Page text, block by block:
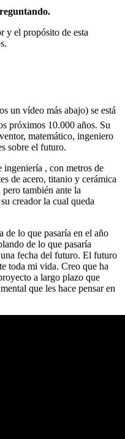
y el propósito de esta
un vídeo más abajo) se está
próximos 10.000 años. Su
matemático, ingeniero
sobre el futuro.
ingeniería , con metros de
de acero, titanio y cerámica
también ante la
creador la cual queda
de lo que pasaría en el año
de lo que pasaría
fecha del futuro. El futuro
toda mi vida. Creo que ha
a largo plazo que
que les hace pensar en